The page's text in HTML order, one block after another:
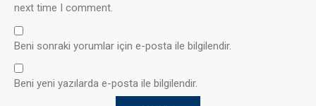
next time I comment.
Beni sonraki yorumlar için e-posta ile bilgilendir.
Beni yeni yazılarda e-posta ile bilgilendir.